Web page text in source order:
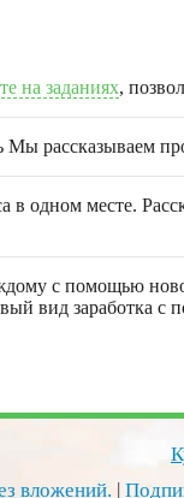
на заданиях,
Мы рассказываем
в одном месте.
с помощью
вид заработка
вложений. |